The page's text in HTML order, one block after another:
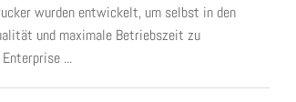
wurden entwickelt, um selbst in den
und maximale Betriebszeit zu
...